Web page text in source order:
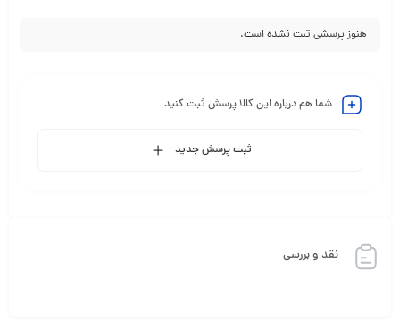
هنوز پرسشی ثبت نشده است.
شما هم درباره این کالا پرسش ثبت کنید
ثبت پرسش جدید
نقد و بررسی